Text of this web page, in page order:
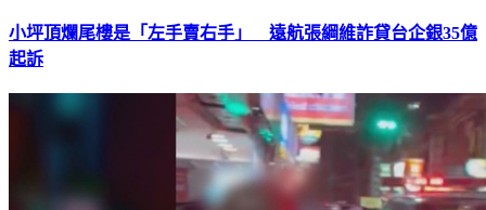
小坪頂爛尾樓是「左手賣右手」 遠航張綱維詐貸台企銀35億
起訴